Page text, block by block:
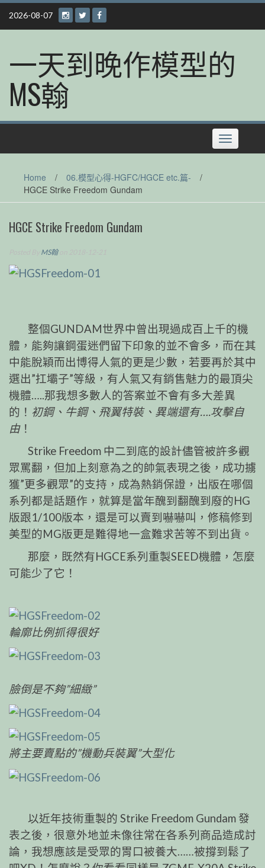
Skip
content
2026-08-07
一天到晚作模型的
MS翰
Toggle
navigation
Home / 06.模型心得-HGFC/HGCE etc.篇-
/
HGCE Strike Freedom Gundam
HGCE Strike Freedom Gundam
MS翰on 2018-12-21
整個GUNDAM世界中曾出現過成百上千的機
體，能夠讓鋼蛋迷們留下印象的並不會多，而在其
中能脫穎而出博得人氣的更是少數，若要再於其中
選出”扛壩子”等級，有人氣又有銷售魅力的最頂尖
機體…..那我想多數人的答案並不會有多大差異
的！ 初鋼、牛鋼、飛翼特裝、異端還有….攻擊自
由！
Strike Freedom 中二到底的設計儘管被許多觀
眾罵翻，但加上刻意為之的帥氣表現之後，成功擄
獲”更多觀眾”的支持，成為熱銷保證，出版在哪個
系列都是話題作，就算是當年醜到翻醜到廢的HG
版跟1/100版本，還是可以賣到嚇嚇叫，修稿修到
美型的MG版更是難得地一盒難求苦等不到出貨。
那麼，既然有HGCE系列重製SEED機體，怎麼
可能少了它！
輪廓比例抓得很好
臉倒是不夠”細緻”
將主要賣點的”機動兵裝翼”大型化
以近年技術重製的 Strike Freedom Gundam 發
表之後，很意外地並未像往常在各系列商品造成討
論，我想應該是受眾的胃口被養大……被撐到鬆了